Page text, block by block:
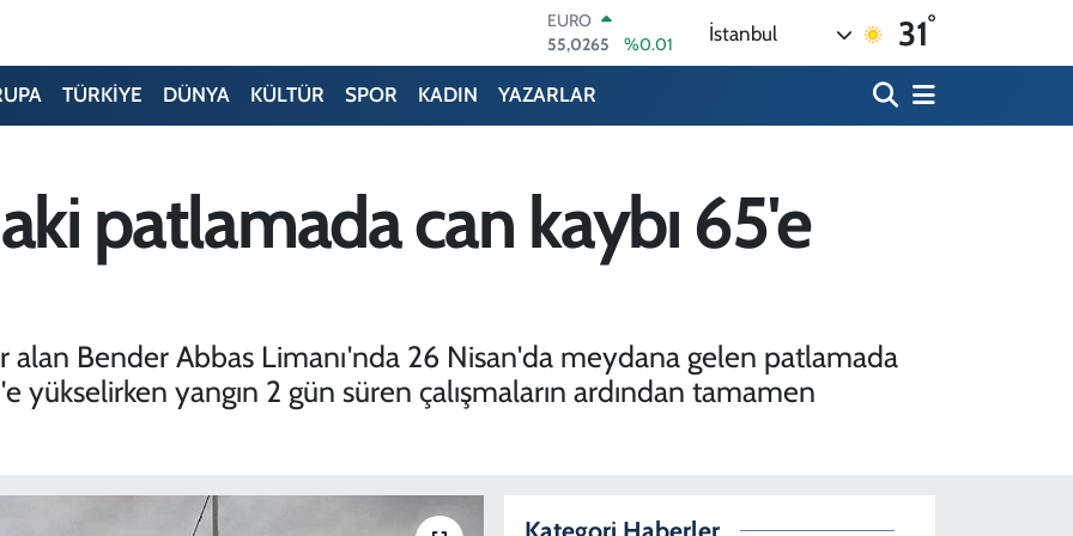
STERLİN
64,1897
%0.02
6618.49
BİST100
%1.2
DOLAR
47,7069
%0.17
İstanbul 31°
TÜRKİYE DÜNYA KÜLTÜR SPOR KADIN YAZARLAR
patlamada can kaybı 65'e
alan Bender Abbas Limanı'nda 26 Nisan'da meydana gelen patlamada
yükselirken yangın 2 gün süren çalışmaların ardından tamamen
Kategori Haberler